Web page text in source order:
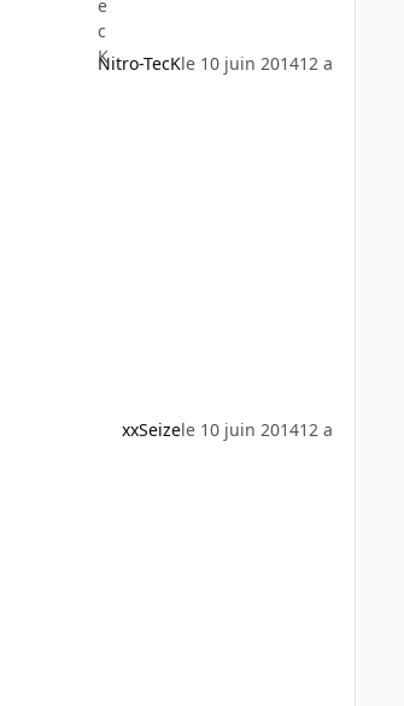
Nitro-TecKle 10 juin 201412 a
xxSeizele 10 juin 201412 a